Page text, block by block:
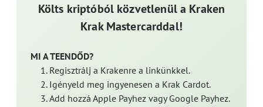
Költs kriptóból közvetlenül a Kraken
Krak Mastercarddal!
MI A TEENDŐD?
Regisztrálj a Krakenre a linkünkkel.
Igényeld meg ingyenesen a Krak Cardot.
Add hozzá Apple Payhez vagy Google Payhez.